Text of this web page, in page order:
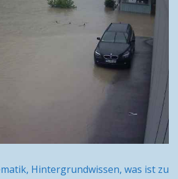
Hintergrundwissen, was ist zu